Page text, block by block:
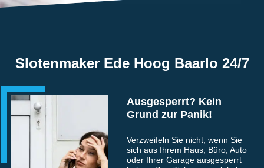
Slotenmaker Ede Hoog Baarlo 24/7
Ausgesperrt? Kein
Grund zur Panik!
Verzweifeln Sie nicht, wenn Sie
sich aus Ihrem Haus, Büro, Auto
oder Ihrer Garage ausgesperrt